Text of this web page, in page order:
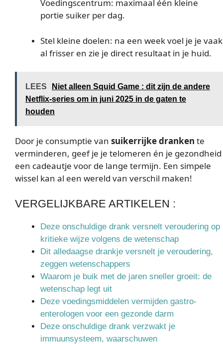
Voedingscentrum: maximaal één kleine
portie suiker per dag.
Stel kleine doelen: na een week voel je je vaak
al frisser en zie je direct resultaat in je huid.
LEES
Niet alleen Squid Game : dit zijn de andere
Netflix-series om in juni 2025 in de gaten te
houden
Door je consumptie van suikerrijke dranken te
verminderen, geef je je telomeren én je gezondheid
een cadeautje voor de lange termijn. Een simpele
wissel kan al een wereld van verschil maken!
VERGELIJKBARE ARTIKELEN :
Deze onschuldige drank versnelt veroudering op
kritieke wijze volgens de wetenschap
Dit alledaagse drankje versnelt je veroudering,
zeggen wetenschappers
Waarom je buik met de jaren sneller groeit: de
wetenschap legt uit
Deze voedingsmiddelen vermijden gastro-
enterologen voor een gezonde darm
Deze onschuldige drank verzwakt je
immuunsysteem, waarschuwen